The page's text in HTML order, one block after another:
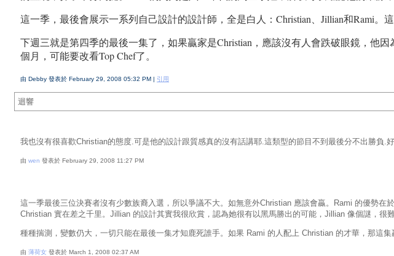
這一季，最後會展示一系列自己設計的設計師，全是白人：Christian、Jillian和Rami
下週三就是第四季的最後一集了，如果贏家是Christian，應該沒有人會跌破眼鏡，他
個月，可能要改看Top Chef了。
由 Debby 發表於 February 29, 2008 05:32 PM | 引用
迴響
我也沒有很喜歡Christian的態度.可是他的設計跟質感真的沒有話講耶.這類型的節目不到最後分不出勝負.
由 wen 發表於 February 29, 2008 11:27 PM
這一季最後三位決賽者沒有少數族裔入選，所以爭議不大。如無意外Christian 應該會贏。Rami 的優勢
Christian 實在差之千里。Jillian 的設計其實我很欣賞，認為她很有以黑馬勝出的可能，Jillian 像個謎，很
種種揣測，變數仍大，一切只能在最後一集才知鹿死誰手。如果 Rami 的人配上 Christian 的才華，那這
由 薄荷女 發表於 March 1, 2008 02:37 AM